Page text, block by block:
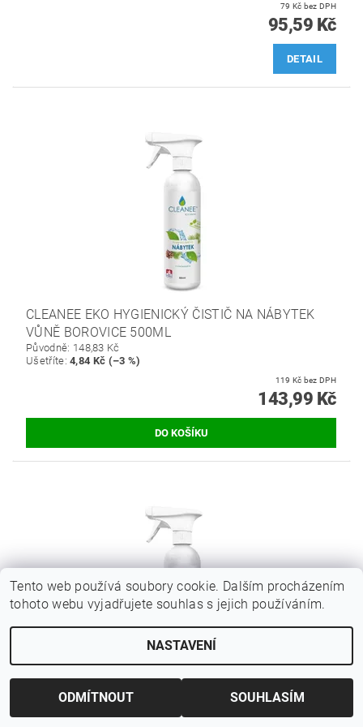
79 Kč bez DPH
95,59 Kč
DETAIL
CLEANEE EKO HYGIENICKÝ ČISTIČ NA NÁBYTEK
VŮNĚ BOROVICE 500ML
Původně: 148,83 Kč
Ušetříte:4,84 Kč (–3 %)
119 Kč bez DPH
143,99 Kč
CLEANEE EKO HYGIENICKÝ ČISTIČ NA NÁBYTEK
BEZ VŮNĚ 500ML
Tento web používá soubory cookie. Dalším procházením
tohoto webu vyjadřujete souhlas s jejich používáním.
NASTAVENÍ
ODMÍTNOUT SOUHLASÍM